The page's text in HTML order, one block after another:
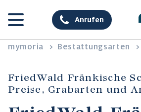
Anrufen
mymoria > Bestattungsarten >
FriedWald Fränkische
Preise, Grabarten und